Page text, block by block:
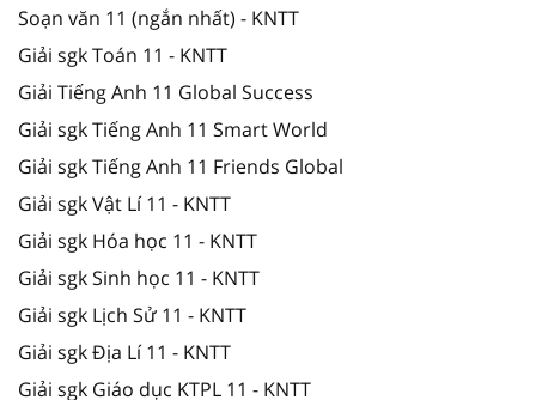
Soạn văn 11 (ngắn nhất) - KNTT
Giải sgk Toán 11 - KNTT
Giải Tiếng Anh 11 Global Success
Giải sgk Tiếng Anh 11 Smart World
Giải sgk Tiếng Anh 11 Friends Global
Giải sgk Vật Lí 11 - KNTT
Giải sgk Hóa học 11 - KNTT
Giải sgk Sinh học 11 - KNTT
Giải sgk Lịch Sử 11 - KNTT
Giải sgk Địa Lí 11 - KNTT
Giải sgk Giáo dục KTPL 11 - KNTT